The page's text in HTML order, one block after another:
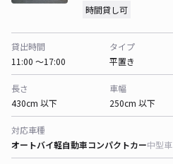
時間貸し可
貸出時間
11:00 〜17:00
タイプ
平置き
長さ
430cm 以下
車幅
250cm 以下
対応車種
オートバイ軽自動車コンパクトカー中型車